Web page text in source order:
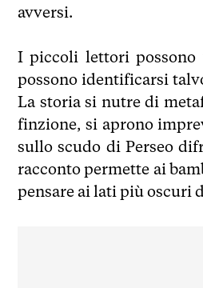
avversi.
I piccoli lettori possono
possono identificarsi
La storia si nutre di
finzione, si aprono
sullo scudo di Perseo
racconto permette ai
pensare ai lati più oscuri